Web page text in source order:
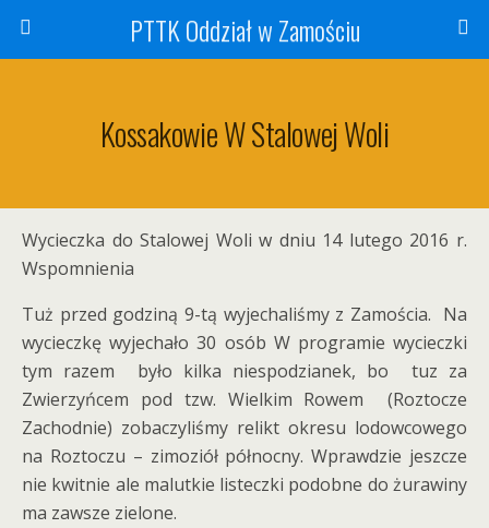
PTTK Oddział w Zamościu
Kossakowie W Stalowej Woli
Wycieczka do Stalowej Woli w dniu 14 lutego 2016 r.
Wspomnienia
Tuż przed godziną 9-tą wyjechaliśmy z Zamościa. Na
wycieczkę wyjechało 30 osób W programie wycieczki
tym razem było kilka niespodzianek, bo tuz za
Zwierzyńcem pod tzw. Wielkim Rowem (Roztocze
Zachodnie) zobaczyliśmy relikt okresu lodowcowego
na Roztoczu – zimoziół północny. Wprawdzie jeszcze
nie kwitnie ale malutkie listeczki podobne do żurawiny
ma zawsze zielone.